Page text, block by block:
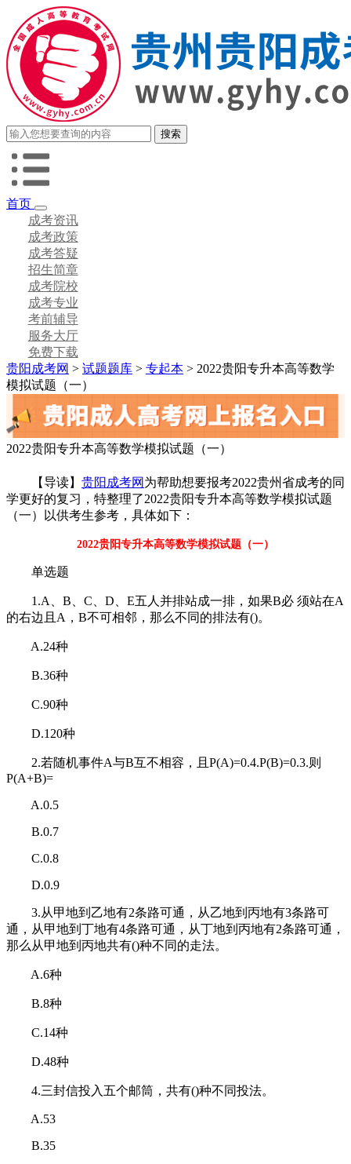
首页
成考资讯
成考政策
成考答疑
招生简章
成考院校
成考专业
考前辅导
服务大厅
免费下载
贵阳成考网 > 试题题库 > 专起本 > 2022贵阳专升本高等数学
模拟试题（一）
2022贵阳专升本高等数学模拟试题（一）
【导读】 贵阳成考网 为帮助想要报考2022贵州省成考的同
学更好的复习，特整理了2022贵阳专升本高等数学模拟试题
（一）以供考生参考，具体如下：
2022贵阳专升本高等数学模拟试题（一）
单选题
1.A、B、C、D、E五人并排站成一排，如果B必 须站在A
的右边且A，B不可相邻，那么不同的排法有()。
A.24种
B.36种
C.90种
D.120种
2.若随机事件A与B互不相容，且P(A)=0.4.P(B)=0.3.则
P(A+B)=
A.0.5
B.0.7
C.0.8
D.0.9
3.从甲地到乙地有2条路可通，从乙地到丙地有3条路可
通，从甲地到丁地有4条路可通，从丁地到丙地有2条路可通，
那么从甲地到丙地共有()种不同的走法。
A.6种
B.8种
C.14种
D.48种
4.三封信投入五个邮筒，共有()种不同投法。
A.53
B.35